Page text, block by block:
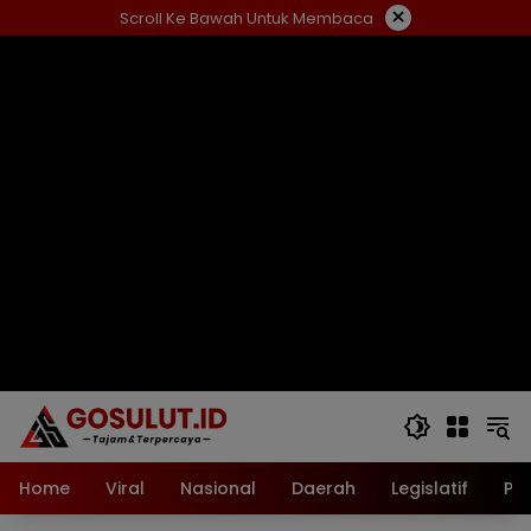
ke
Scroll Ke Bawah Untuk Membaca ×
Home Viral Nasional Daerah Legislatif